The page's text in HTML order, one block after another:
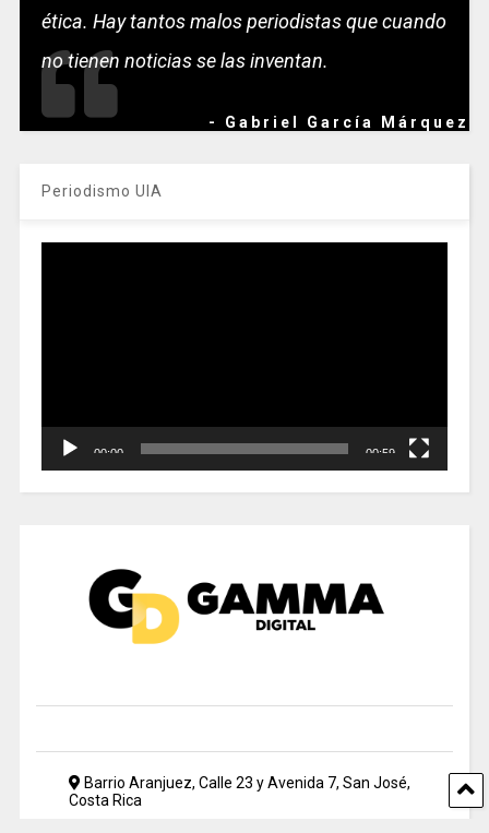
ética. Hay tantos malos periodistas que cuando
no tienen noticias se las inventan.
- Gabriel García Márquez
Periodismo UIA
00:00 00:59
Barrio Aranjuez, Calle 23 y Avenida 7, San José,
Costa Rica